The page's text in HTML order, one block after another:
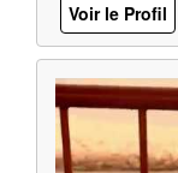
Voir le Profil